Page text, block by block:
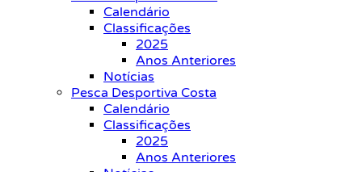
Calendário
Classificações
2025
Anos Anteriores
Notícias
Pesca Desportiva Costa
Calendário
Classificações
2025
Anos Anteriores